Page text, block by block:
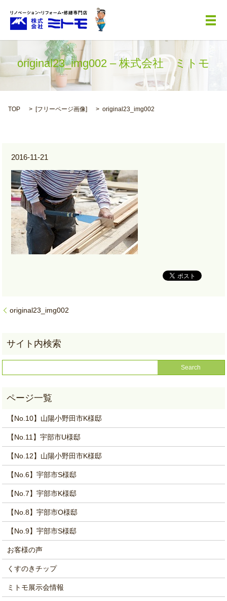
メ
original23_img002 – 株式会社 ミトモ
TOP [フリーページ画像] original23_img002
2016-11-21
original23_img002
【No.10】山陽小野田市K様邸
【No.11】宇部市U様邸
【No.12】山陽小野田市K様邸
【No.6】宇部市S様邸
【No.7】宇部市K様邸
【No.8】宇部市O様邸
【No.9】宇部市S様邸
お客様の声
くすのきチップ
ミトモ展示会情報